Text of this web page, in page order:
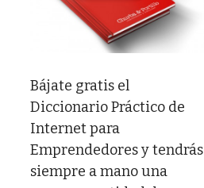
Bájate gratis el
Diccionario Práctico de
Internet para
Emprendedores y tendrás
siempre a mano una